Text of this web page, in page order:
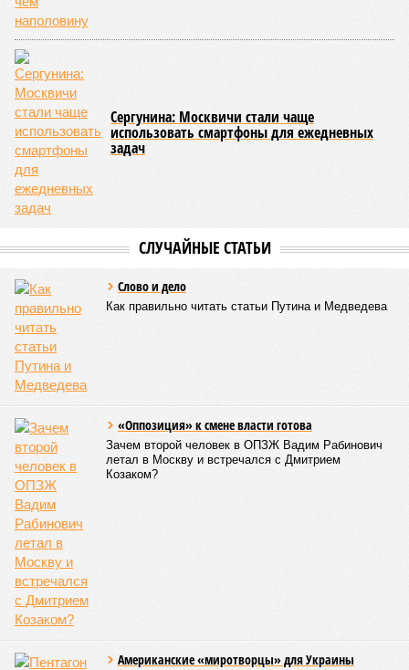
Сергунина: Москвичи стали чаще
использовать смартфоны для ежедневных
задач
СЛУЧАЙНЫЕ СТАТЬИ
Слово и дело
Как правильно читать статьи Путина и Медведева
«Оппозиция» к смене власти готова
Зачем второй человек в ОПЗЖ Вадим Рабинович
летал в Москву и встречался с Дмитрием
Козаком?
Американские «миротворцы» для Украины